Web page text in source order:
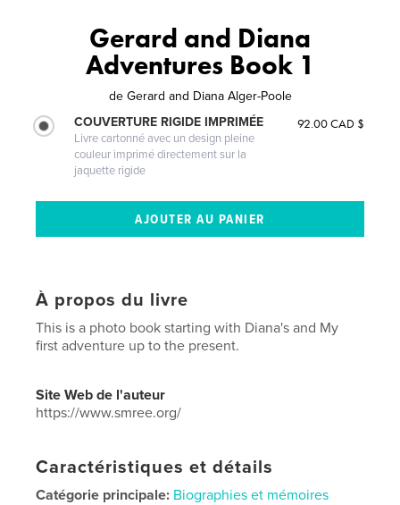
Gerard and Diana
Adventures Book 1
de Gerard and Diana Alger-Poole
COUVERTURE RIGIDE IMPRIMÉE
Livre cartonné avec un design pleine
couleur imprimé directement sur la
jaquette rigide
92.00 CAD $
À propos du livre
This is a photo book starting with Diana's and My
first adventure up to the present.
Site Web de l'auteur
https://www.smree.org/
Caractéristiques et détails
Catégorie principale: Biographies et mémoires